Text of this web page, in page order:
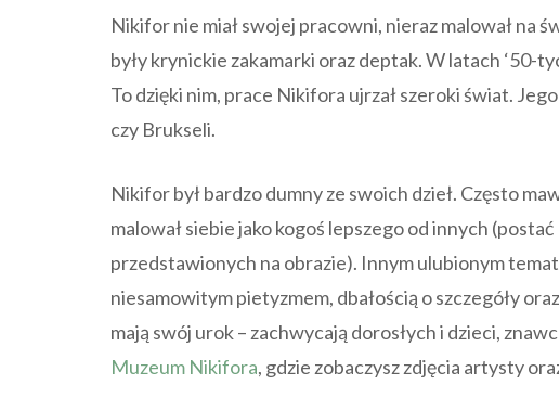
Nikifor nie miał swojej pracowni, nieraz malował na
były krynickie zakamarki oraz deptak.Wlatach ‘50-
To dzięki nim, prace Nikifora ujrzałszeroki świat.
czy Brukseli.
Nikifor był bardzo dumny ze swoich dzieł. Często
malował siebie jako kogoś lepszego od innych
przedstawionych na obrazie). Innym ulubionym
niesamowitym pietyzmem, dbałością o szczegóły
mają swój urok – zachwycają dorosłych i dzieci,
Muzeum Nikifora, gdzie zobaczysz zdjęcia artysty